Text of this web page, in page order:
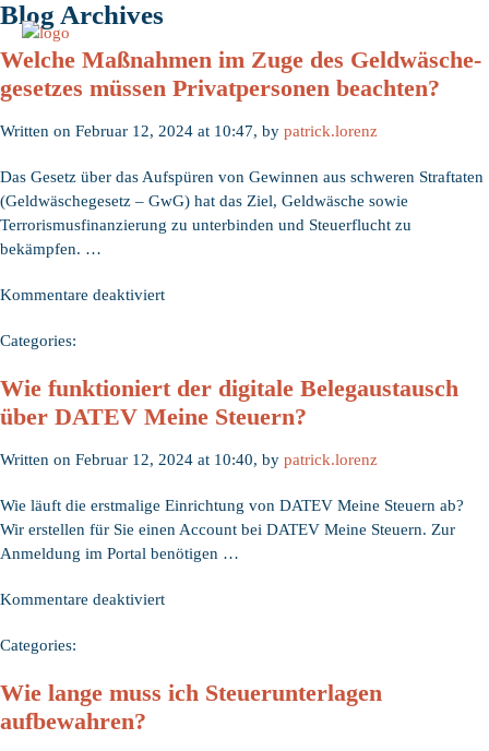
Blog Archives
Welche Maßnahmen im Zuge des Geldwäsche­
gesetzes müssen Privatpersonen beachten?
Written on Februar 12, 2024 at 10:47, by patrick.lorenz
Das Gesetz über das Aufspüren von Gewinnen aus schweren Straftaten
(Geldwäschegesetz – GwG) hat das Ziel, Geldwäsche sowie
Terrorismusfinanzierung zu unterbinden und Steuerflucht zu
bekämpfen. …
Kommentare deaktiviertfür
Zuge
des
gesetzes
Privatpersonen
beachten?
Categories:
Wie funktioniert der digitale Belegaustausch
über DATEV Meine Steuern?
Written on Februar 12, 2024 at 10:40, by patrick.lorenz
Wie läuft die erstmalige Einrichtung von DATEV Meine Steuern ab?
Wir erstellen für Sie einen Account bei DATEV Meine Steuern. Zur
Anmeldung im Portal benötigen …
Kommentare deaktiviertfür
digitale
Categories:
Wie lange muss ich Steuerunterlagen
aufbewahren?